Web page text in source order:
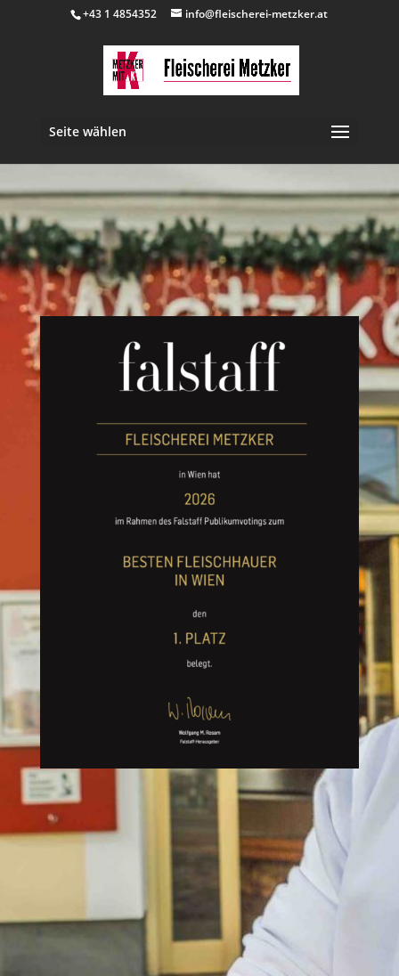
+43 1 4854352 info@fleischerei-metzker.at
Seite wählen